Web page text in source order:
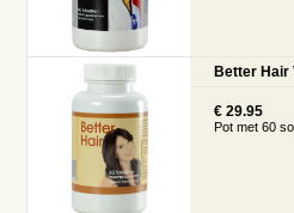
Better Hair
€ 29.95
Pot met 60